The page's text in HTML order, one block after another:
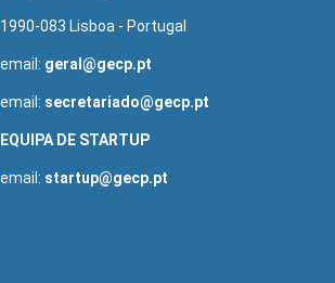
1990-083 Lisboa - Portugal
email: geral@gecp.pt
email: secretariado@gecp.pt
EQUIPA DE STARTUP
email: startup@gecp.pt